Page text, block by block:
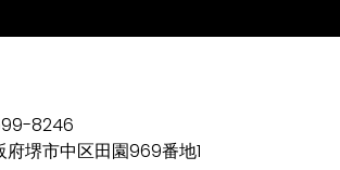
8246
府堺市中区田園969番地1